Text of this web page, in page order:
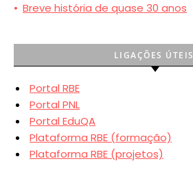
• Breve história de quase 30 anos
LIGAÇÕES ÚTEIS
Portal RBE
Portal PNL
Portal EduQA
Plataforma RBE (formação)
Plataforma RBE (projetos)